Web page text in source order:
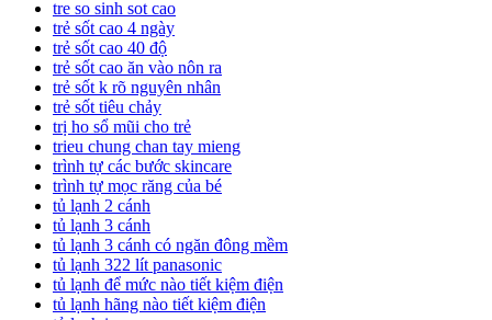
tre so sinh sot cao
trẻ sốt cao 4 ngày
trẻ sốt cao 40 độ
trẻ sốt cao ăn vào nôn ra
trẻ sốt k rõ nguyên nhân
trẻ sốt tiêu chảy
trị ho sổ mũi cho trẻ
trieu chung chan tay mieng
trình tự các bước skincare
trình tự mọc răng của bé
tủ lạnh 2 cánh
tủ lạnh 3 cánh
tủ lạnh 3 cánh có ngăn đông mềm
tủ lạnh 322 lít panasonic
tủ lạnh để mức nào tiết kiệm điện
tủ lạnh hãng nào tiết kiệm điện